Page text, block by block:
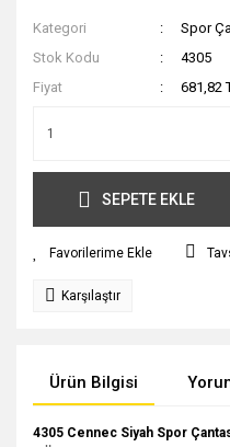
Kategori
Spor
Stok Kodu
4305
Fiyat
681,82
SEPETE EKLE
Karşılaştır
Ürün Bilgisi
4305 Cennec Siyah Spor